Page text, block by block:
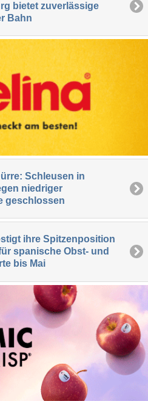
bietet zuverlässige
Bahn
Schleusen in
niedriger
geschlossen
ihre Spitzenposition
spanische Obst- und
bis Mai